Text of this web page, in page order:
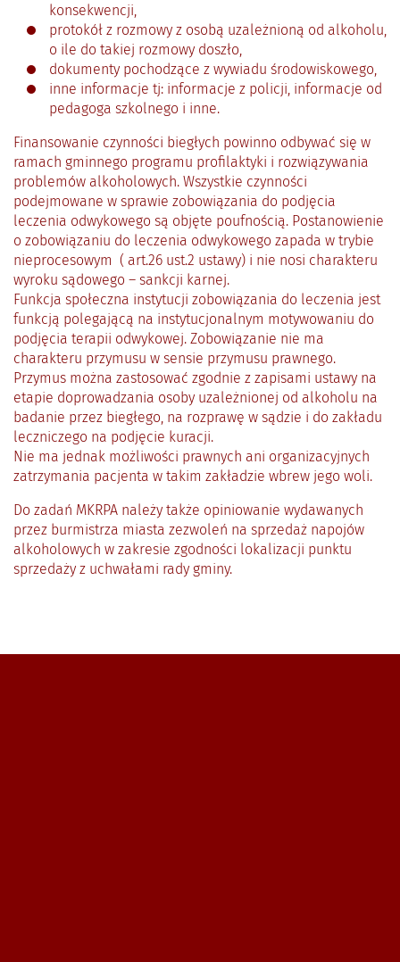
konsekwencji,
protokół z rozmowy z osobą uzależnioną od alkoholu,
o ile do takiej rozmowy doszło,
dokumenty pochodzące z wywiadu środowiskowego,
inne informacje tj: informacje z policji, informacje od
pedagoga szkolnego i inne.
Finansowanie czynności biegłych powinno odbywać się w
ramach gminnego programu profilaktyki i rozwiązywania
problemów alkoholowych. Wszystkie czynności
podejmowane w sprawie zobowiązania do podjęcia
leczenia odwykowego są objęte poufnością. Postanowienie
o zobowiązaniu do leczenia odwykowego zapada w trybie
nieprocesowym ( art.26 ust.2 ustawy) i nie nosi charakteru
wyroku sądowego – sankcji karnej.
Funkcja społeczna instytucji zobowiązania do leczenia jest
funkcją polegającą na instytucjonalnym motywowaniu do
podjęcia terapii odwykowej. Zobowiązanie nie ma
charakteru przymusu w sensie przymusu prawnego.
Przymus można zastosować zgodnie z zapisami ustawy na
etapie doprowadzania osoby uzależnionej od alkoholu na
badanie przez biegłego, na rozprawę w sądzie i do zakładu
leczniczego na podjęcie kuracji.
Nie ma jednak możliwości prawnych ani organizacyjnych
zatrzymania pacjenta w takim zakładzie wbrew jego woli.
Do zadań MKRPA należy także opiniowanie wydawanych
przez burmistrza miasta zezwoleń na sprzedaż napojów
alkoholowych w zakresie zgodności lokalizacji punktu
sprzedaży z uchwałami rady gminy.